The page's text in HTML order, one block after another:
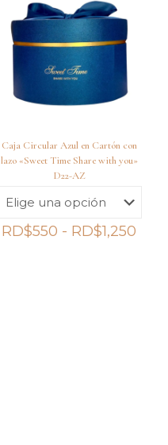
Caja Circular Azul en Cartón con
lazo «Sweet Time Share with you»
D22-AZ
RD$550 - RD$1,250